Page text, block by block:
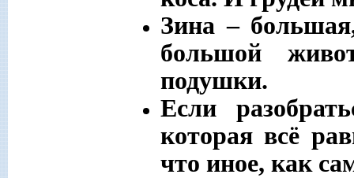
Зина –
большой
подушки.
Если
которая всё
что иное, как